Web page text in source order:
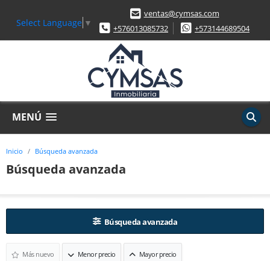
Select Language ▼
ventas@cymsas.com
+576013085732
+573144689504
MENÚ
Inicio Búsqueda avanzada
Búsqueda avanzada
Búsqueda avanzada
Más nuevo Menor precio Mayor precio